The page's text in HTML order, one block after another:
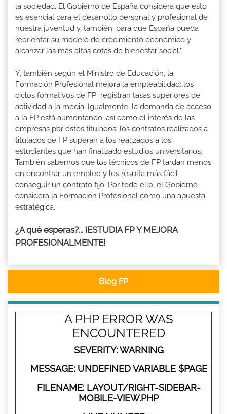
la sociedad. El Gobierno de España considera que esto
es esencial para el desarrollo personal y profesional de
nuestra juventud y, también, para que España pueda
reorientar su modelo de crecimiento económico y
alcanzar las más altas cotas de bienestar social."
Y, también según el Ministro de Educación, la
Formación Profesional mejora la empleabilidad: los
ciclos formativos de FP registran tasas superiores de
actividad a la media. Igualmente, la demanda de acceso
a la FP está aumentando, así como el interés de las
empresas por estos titulados: los contratos realizados a
titulados de FP superan a los realizados a los
estudiantes que han finalizado estudios universitarios.
También sabemos que los técnicos de FP tardan menos
en encontrar un empleo y les resulta más fácil
conseguir un contrato fijo. Por todo ello, el Gobierno
considera la Formación Profesional como una apuesta
estratégica.
¿A qué esperas?... ¡ESTUDIA FP Y MEJORA
PROFESIONALMENTE!
Blog FP
A PHP ERROR WAS
ENCOUNTERED
SEVERITY: WARNING
MESSAGE: UNDEFINED VARIABLE $PAGE
FILENAME: LAYOUT/RIGHT-SIDEBAR-
MOBILE-VIEW.PHP